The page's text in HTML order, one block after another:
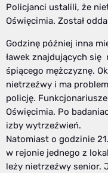
Policjanci ustalili, że
Oświęcimia. Został
Godzinę później inna
ławek znajdujących się
śpiącego mężczyznę.
nietrzeźwy i ma
policję.
Oświęcimia. Po
izby wytrzeźwień.
Natomiast o godzinie
w rejonie jednego z
leży nietrzeźwy senior.